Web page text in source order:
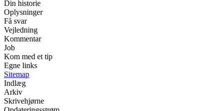
Din historie
Oplysninger
Få svar
Vejledning
Kommentar
Job
Kom med et tip
Egne links
Sitemap
Indlæg
Arkiv
Skrivehjørne